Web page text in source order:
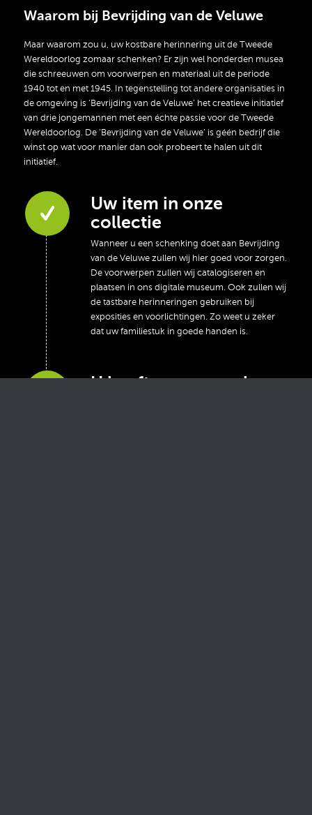
Waarom bij Bevrijding van de Veluwe
Maar waarom zou u, uw kostbare herinnering uit de Tweede
Wereldoorlog zomaar schenken? Er zijn wel honderden musea
die schreeuwen om voorwerpen en materiaal uit de periode
1940 tot en met 1945. In tegenstelling tot andere organisaties in
de omgeving is ‘Bevrijding van de Veluwe’ het creatieve initiatief
van drie jongemannen met een échte passie voor de Tweede
Wereldoorlog. De ‘Bevrijding van de Veluwe’ is géén bedrijf die
winst op wat voor manier dan ook probeert te halen uit dit
initiatief.
Uw item in onze
collectie
Wanneer u een schenking doet aan Bevrijding
van de Veluwe zullen wij hier goed voor zorgen.
De voorwerpen zullen wij catalogiseren en
plaatsen in ons digitale museum. Ook zullen wij
de tastbare herinneringen gebruiken bij
exposities en voorlichtingen. Zo weet u zeker
dat uw familiestuk in goede handen is.
U heeft onze eeuwige